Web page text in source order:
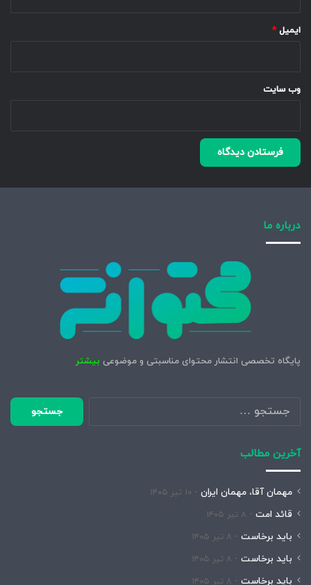
ایمیل *
وب‌ سایت
درباره ما
پایگاه تخصصی انتشار محتوای مناسبتی و موضوعی بیشتر
جستجو
برای:
آخرین مطالب
مهمان آقا، مهمان ایران ۱۰ تیر ۱۴۰۵
قائد امت ۸ تیر ۱۴۰۵
باید برخاست ۸ تیر ۱۴۰۵
باید برخاست ۸ تیر ۱۴۰۵
باید برخاست ۸ تیر ۱۴۰۵